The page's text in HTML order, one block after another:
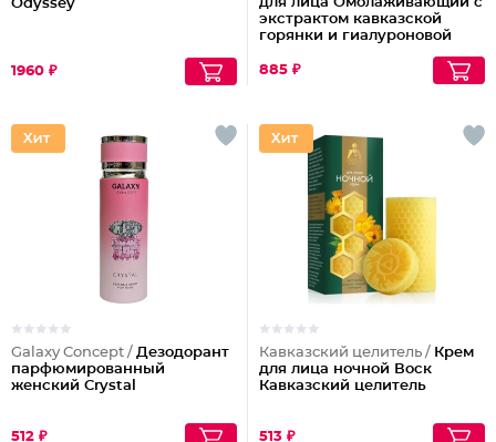
Odyssey
1960 ₽
экстрактом кавказской
горянки и гиалуроновой
885 ₽
Galaxy Concept / Дезодорант
парфюмированный
женский Crystal
512 ₽
Кавказский целитель / Крем
для лица ночной Воск
Кавказский целитель
513 ₽